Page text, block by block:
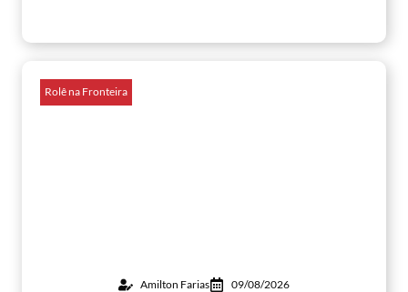
Rolê na Fronteira
Amilton Farias 09/08/2026